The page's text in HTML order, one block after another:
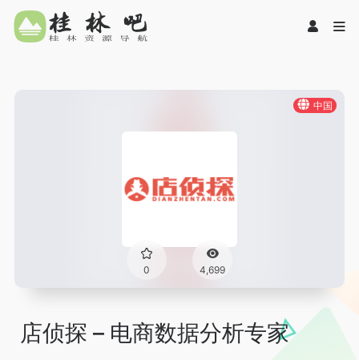
中国
0 4,699
店侦探 – 电商数据分析专家